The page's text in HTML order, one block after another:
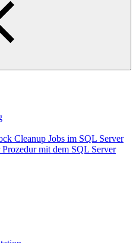
Cleanup Jobs im SQL Server
mit dem SQL Server